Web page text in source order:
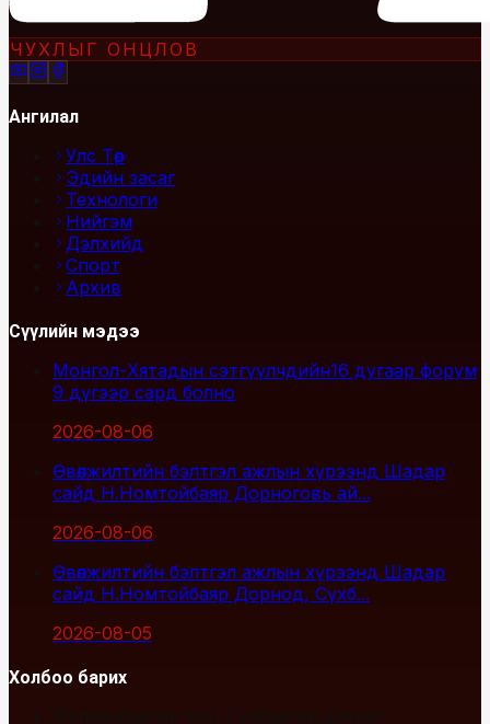
ЧУХЛЫГ ОНЦЛОВ
Ангилал
Улс Төр
Эдийн засаг
Технологи
Нийгэм
Дэлхийд
Спорт
Архив
Сүүлийн мэдээ
Монгол-Хятадын сэтгүүлчдийн16 дугаар форум
9 дүгээр сард болно
2026-08-06
Өвөлжилтийн бэлтгэл ажлын хүрээнд Шадар
сайд Н.Номтойбаяр Дорноговь ай...
2026-08-06
Өвөлжилтийн бэлтгэл ажлын хүрээнд Шадар
сайд Н.Номтойбаяр Дорнод, Сүхб...
2026-08-05
Холбоо барих